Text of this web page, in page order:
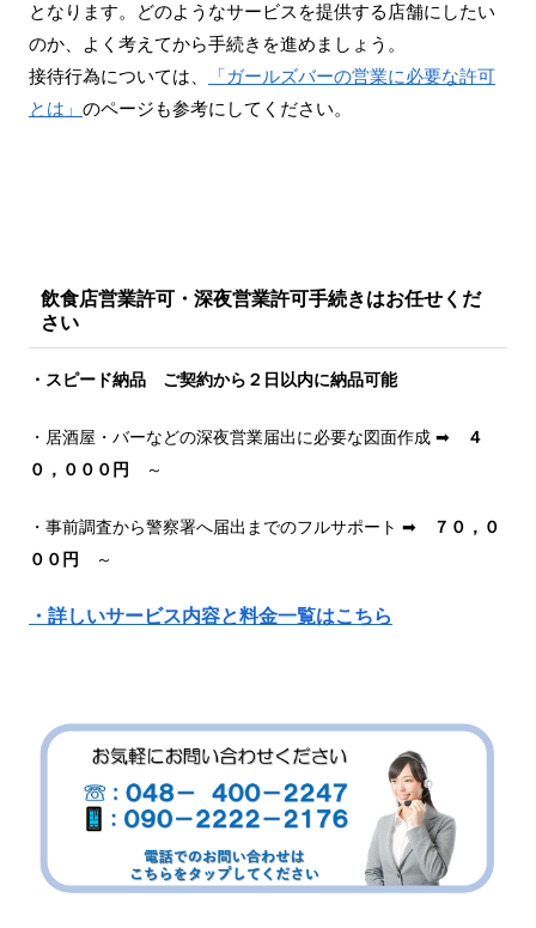
となります。どのようなサービスを提供する店舗にしたい
のか、よく考えてから手続きを進めましょう。
接待行為については、
「ガールズバーの営業に必要な許可
とは」 のページも参考にしてください。
飲食店営業許可・深夜営業許可手続きはお任せくだ
さい
・スピード納品 ご契約から２日以内に納品可能
・居酒屋・バーなどの深夜営業届出に必要な図面作成 ➡
４
０，０００円
～
・事前調査から警察署へ届出までのフルサポート ➡
７０，０
００円
～
・詳しいサービス内容と料金一覧はこちら